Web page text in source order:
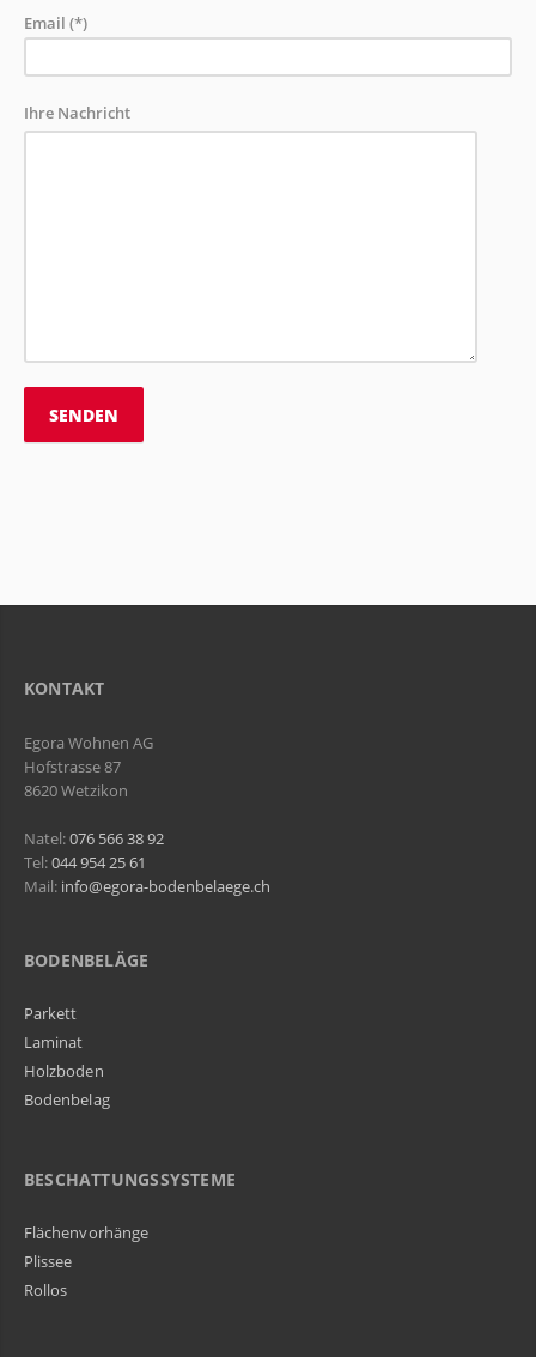
Email (*)
Ihre Nachricht
KONTAKT
Egora Wohnen AG
Hofstrasse 87
8620 Wetzikon
Natel:076 566 38 92
Tel:044 954 25 61
Mail: info@egora-bodenbelaege.ch
BODENBELÄGE
Parkett
Laminat
Holzboden
Bodenbelag
BESCHATTUNGSSYSTEME
Flächenvorhänge
Plissee
Rollos